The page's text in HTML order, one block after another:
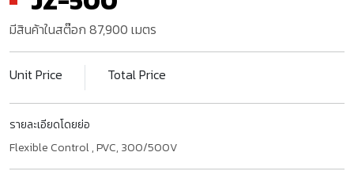
มีสินค้าในสต๊อก 87,900 เมตร
Unit Price Total Price
รายละเอียดโดยย่อ
Flexible Control , PVC, 300/500V